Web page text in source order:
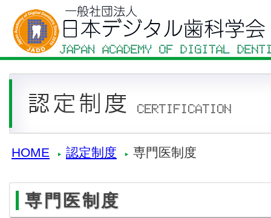
HOME 認定制度 専門医制度
専門医制度